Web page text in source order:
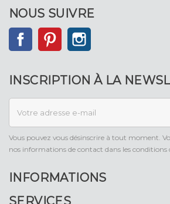
NOUS SUIVRE
FacebookPinterest
INSCRIPTION À LA
Vous pouvez vous désinscrire à tout moment.
nos informations de contact dans les
INFORMATIONS
SERVICES